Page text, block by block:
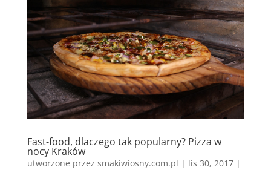
Fast-food, dlaczego tak popularny? Pizza w
nocy Kraków
utworzone przez smakiwiosny.com.pl | lis 30, 2017|